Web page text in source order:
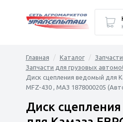
Главная Каталог
Запчасти для грузовых
Диск сцепления ведомый для
MFZ-430 , МАЗ 1878000205
Диск